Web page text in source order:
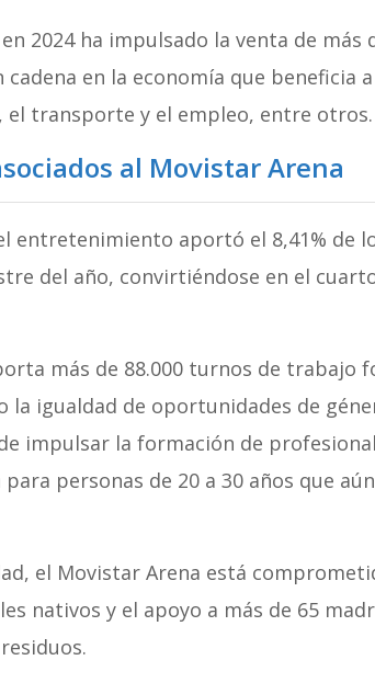
2024 ha impulsado la venta de más
en la economía que beneficia
transporte y el empleo, entre otros.
al Movistar Arena
entretenimiento aportó el 8,41% de
del año, convirtiéndose en el
más de 88.000 turnos de trabajo
la igualdad de oportunidades de
impulsar la formación de
personas de 20 a 30 años que
el Movistar Arena está
nativos y el apoyo a más de 65